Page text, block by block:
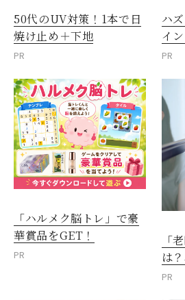
50代のUV対策！1本で日
焼け止め＋下地
PR
ハ
イ
PR
「ハルメク脳トレ」で豪
華賞品をGET！
PR
「
は
PR